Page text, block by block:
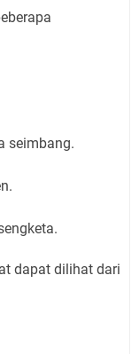
seimbang.
dapat dilihat dari